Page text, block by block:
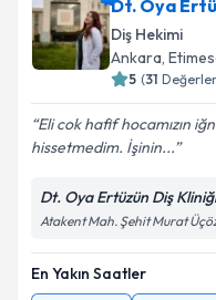
Dt. Oya
Diş Hekimi
Ankara,
5 (31
Eli cok hafif hocamızın
hissetmedim. İşinin...
Dt. Oya Ertüzün Diş Kliniği
Atakent Mah. Şehit Murat
En Yakın Saatler